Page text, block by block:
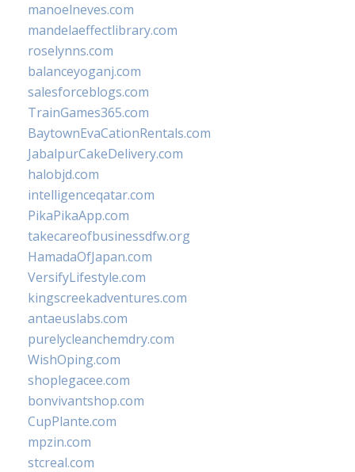
manoelneves.com
mandelaeffectlibrary.com
roselynns.com
balanceyoganj.com
salesforceblogs.com
TrainGames365.com
BaytownEvaCationRentals.com
JabalpurCakeDelivery.com
halobjd.com
intelligenceqatar.com
PikaPikaApp.com
takecareofbusinessdfw.org
HamadaOfJapan.com
VersifyLifestyle.com
kingscreekadventures.com
antaeuslabs.com
purelycleanchemdry.com
WishOping.com
shoplegacee.com
bonvivantshop.com
CupPlante.com
mpzin.com
stcreal.com